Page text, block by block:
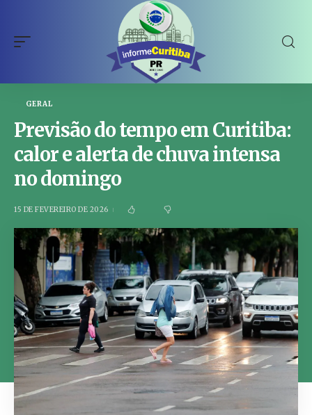
GERAL
Previsão do tempo em Curitiba:
calor e alerta de chuva intensa
no domingo
15 DE FEVEREIRO DE 2026